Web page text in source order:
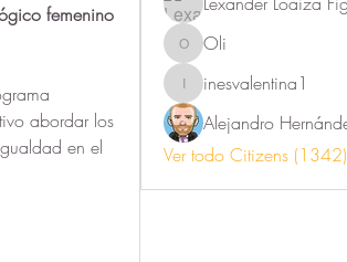
femenino
abordar los
en el
Oli Oli
inesvalentina1
inesvalentina1
Ver todo Citizens (1342)